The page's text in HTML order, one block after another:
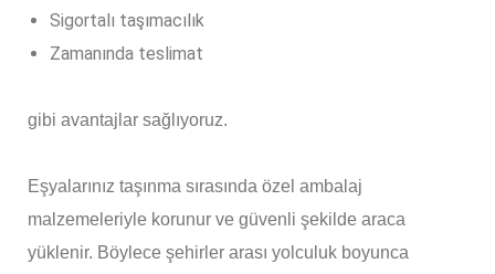
Sigortalı taşımacılık
Zamanında teslimat
gibi avantajlar sağlıyoruz.
Eşyalarınız taşınma sırasında özel ambalaj
malzemeleriyle korunur ve güvenli şekilde araca
yüklenir. Böylece şehirler arası yolculuk boyunca